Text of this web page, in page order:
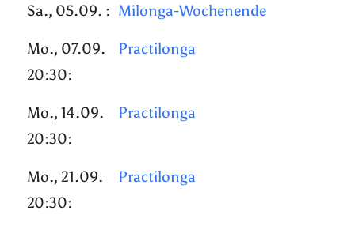
Sa., 05.09. : Milonga-Wochenende
Mo., 07.09.
20:30:
Practilonga
Mo., 14.09.
20:30:
Practilonga
Mo., 21.09.
20:30:
Practilonga